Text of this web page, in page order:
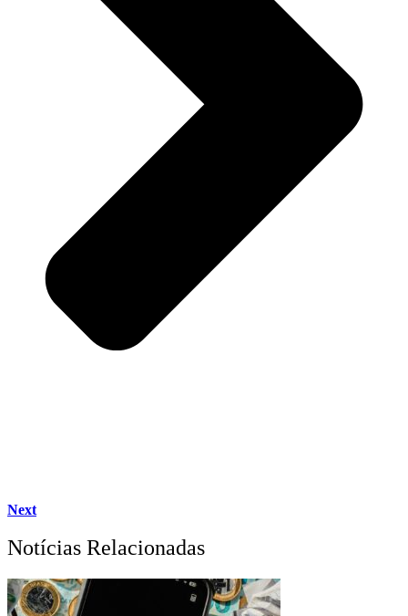
Next
Notícias Relacionadas